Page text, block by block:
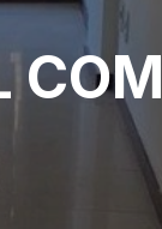
COM